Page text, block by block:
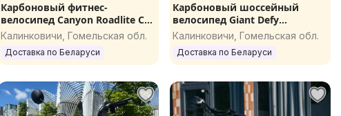
Карбоновый фитнес-
велосипед Canyon Roadlite CF
9 нового поколения рама 46
см 28''
Калинковичи, Гомельская обл.
Доставка по Беларуси
Карбоновый шоссейный
велосипед Giant Defy
Advanced 2 Disc рама M/L 53
см 28''
Калинковичи, Гомельская обл.
Доставка по Беларуси